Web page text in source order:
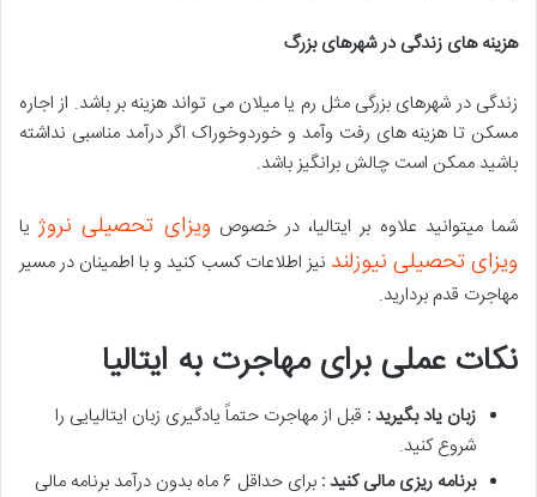
هزینه های زندگی در شهرهای بزرگ
زندگی در شهرهای بزرگی مثل رم یا میلان می تواند هزینه بر باشد. از اجاره
مسکن تا هزینه های رفت وآمد و خوردوخوراک اگر درآمد مناسبی نداشته
باشید ممکن است چالش برانگیز باشد.
شما میتوانید علاوه بر ایتالیا، در خصوص ویزای تحصیلی نروژیا
ویزای تحصیلی نیوزلند نیز اطلاعات کسب کنید و با اطمینان در مسیر
مهاجرت قدم بردارید.
نکات عملی برای مهاجرت به ایتالیا
زبان یاد بگیرید : قبل از مهاجرت حتماً یادگیری زبان ایتالیایی را
شروع کنید.
برنامه ریزی مالی کنید :
برای حداقل ۶ ماه بدون درآمد برنامه مالی